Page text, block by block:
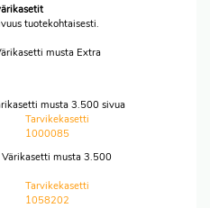
tuotekohtaisesti.
musta Extra
musta 3.500 sivua
Tarvikekasetti
1000085
Värikasetti musta 3.500
Tarvikekasetti
1058202